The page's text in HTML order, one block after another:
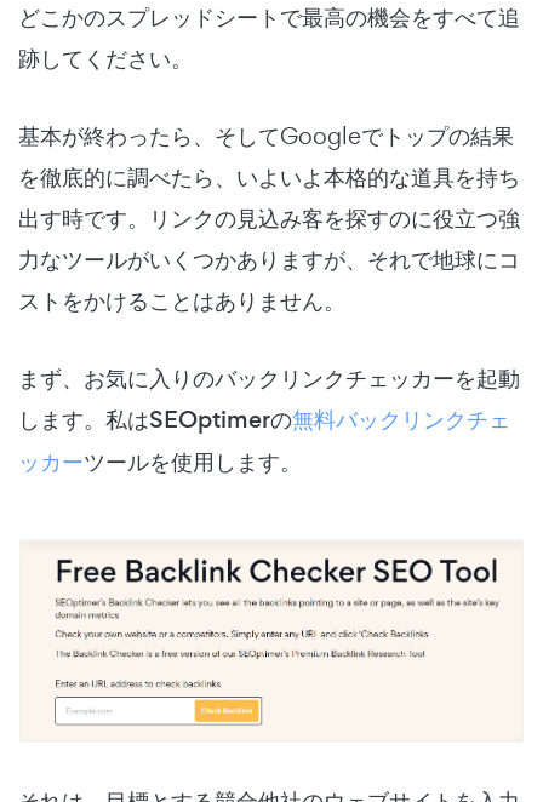
どこかのスプレッドシートで最高の機会をすべて追
跡してください。
基本が終わったら、そしてGoogleでトップの結果
を徹底的に調べたら、いよいよ本格的な道具を持ち
出す時です。リンクの見込み客を探すのに役立つ強
力なツールがいくつかありますが、それで地球にコ
ストをかけることはありません。
まず、お気に入りのバックリンクチェッカーを起動
します。私はSEOptimerの無料バックリンクチェ
ッカーツールを使用します。